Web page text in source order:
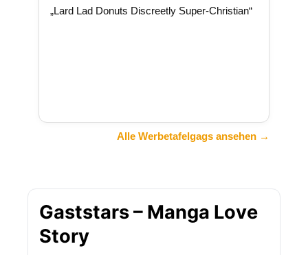
„Lard Lad Donuts Discreetly Super-Christian“
Alle Werbetafelgags ansehen →
Gaststars – Manga Love
Story